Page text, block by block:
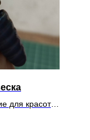
для красоты